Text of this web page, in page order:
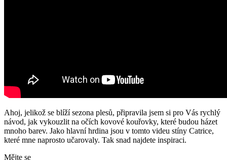
Ahoj, jelikož se blíží sezona plesů, připravila jsem si pro Vás rychlý
návod, jak vykouzlit na očích kovové kouřovky, které budou házet
mnoho barev. Jako hlavní hrdina jsou v tomto videu stíny Catrice,
které mne naprosto učarovaly. Tak snad najdete inspiraci.
Mějte se